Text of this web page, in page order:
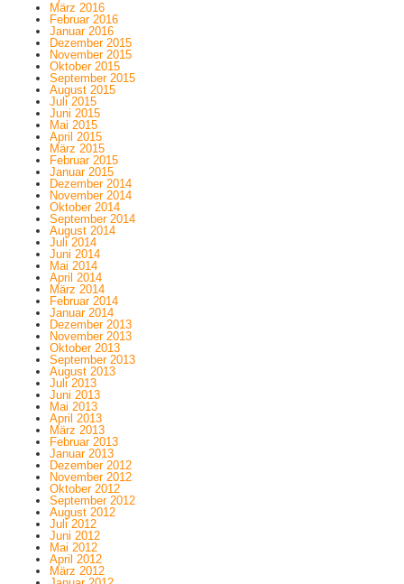
März 2016
Februar 2016
Januar 2016
Dezember 2015
November 2015
Oktober 2015
September 2015
August 2015
Juli 2015
Juni 2015
Mai 2015
April 2015
März 2015
Februar 2015
Januar 2015
Dezember 2014
November 2014
Oktober 2014
September 2014
August 2014
Juli 2014
Juni 2014
Mai 2014
April 2014
März 2014
Februar 2014
Januar 2014
Dezember 2013
November 2013
Oktober 2013
September 2013
August 2013
Juli 2013
Juni 2013
Mai 2013
April 2013
März 2013
Februar 2013
Januar 2013
Dezember 2012
November 2012
Oktober 2012
September 2012
August 2012
Juli 2012
Juni 2012
Mai 2012
April 2012
März 2012